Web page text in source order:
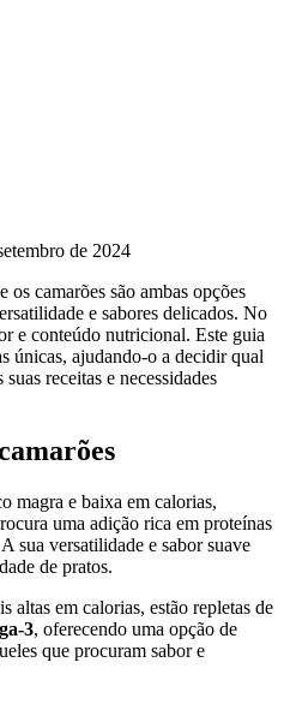
de 2024
os camarões são ambas opções
e sabores delicados. No
e conteúdo nutricional. Este guia
únicas, ajudando-o a decidir qual
receitas e necessidades
magra e baixa em calorias,
uma adição rica em proteínas
sua versatilidade e sabor suave
de pratos.
altas em calorias, estão repletas de
3, oferecendo uma opção de
que procuram sabor e